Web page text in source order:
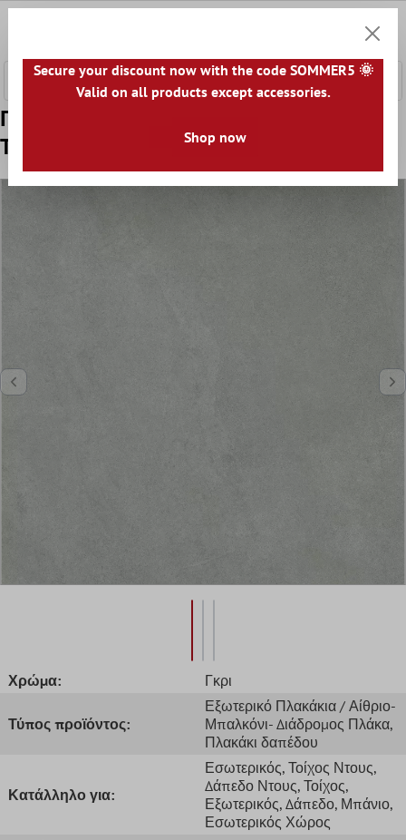
Πρότυπο Πλάκες Εράντας Εμφάνιση
Tσιμέντου Newland Γκρί 60x60x3cm
Χρώμα: Γκρι
Τύπος προϊόντος:
Εξωτερικό Πλακάκια / Αίθριο-
Μπαλκόνι- Διάδρομος Πλάκα,
Πλακάκι δαπέδου
Κατάλληλο για:
Εσωτερικός, Τοίχος Ντους,
Δάπεδο Ντους, Τοίχος,
Εξωτερικός, Δάπεδο, Μπάνιο,
Εσωτερικός Χώρος
Secure your discount now with the code SOMMER5 🌞
Valid on all products except accessories.
Shop now